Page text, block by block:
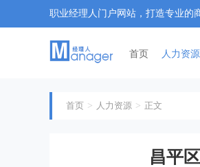
职业经理人门户网站，打造专业的
首页 人力资源
首页 人力资源 正文
昌平